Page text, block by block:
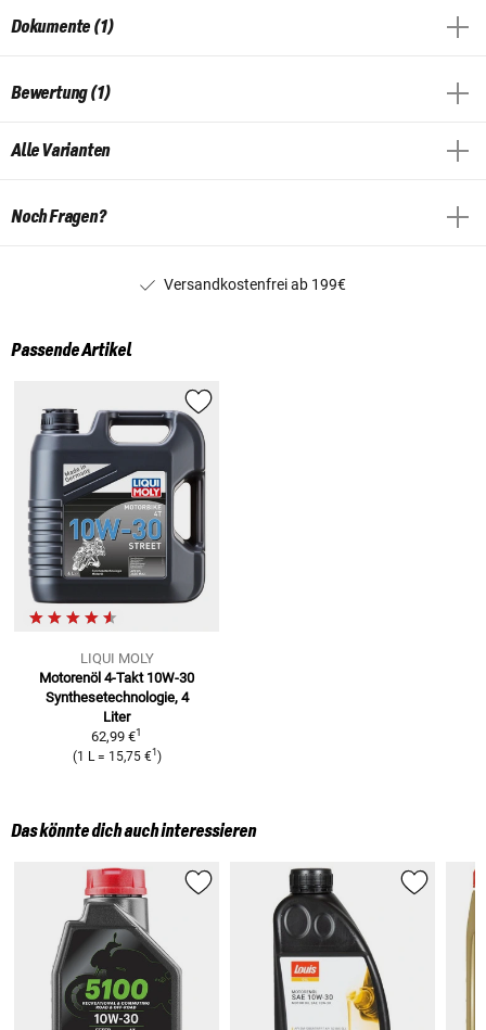
Dokumente (1)
Bewertung (1)
Alle Varianten
Noch Fragen?
Versandkostenfrei ab 199€
Passende Artikel
LIQUI MOLY
Motorenöl 4-Takt 10W-30
Synthesetechnologie, 4
Liter
62,99 €1
(1 L = 15,75 €1 )
Das könnte dich auch interessieren